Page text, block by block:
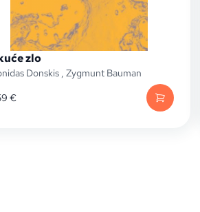
zlo
Donskis , Zygmunt Bauman
€